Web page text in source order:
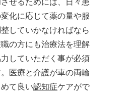
せるためには、日々患
化に応じて薬の量や服
していかなければなら
の方にも治療法を理解
していただく事が必須
医療と介護が車の両輪
て良い認知症ケアがで